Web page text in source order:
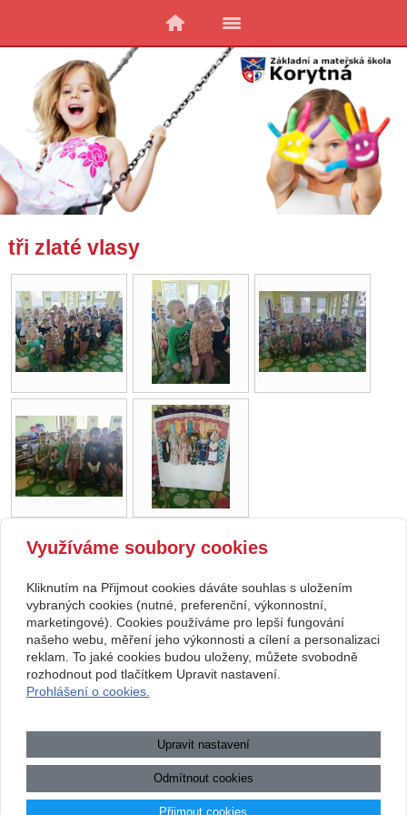
tři zlaté vlasy
zpět
Copyright © 2026 Základní škola, Korytná, okres Uherské Hradiště, příspěvková
a
Mapa webu|Zobrazit klasickou verzi
Přístupnost webových stránek|GDPR|
informace
.:.
Využíváme soubory cookies
Kliknutím na Přijmout cookies dáváte souhlas s uložením
vybraných cookies (nutné, preferenční, výkonnostní,
marketingové). Cookies používáme pro lepší fungování
našeho webu, měření jeho výkonnosti a cílení a personalizaci
reklam. To jaké cookies budou uloženy, můžete svobodně
rozhodnout pod tlačítkem Upravit nastavení.
Prohlášení o cookies.
Upravit nastavení
Odmítnout cookies
Přijmout cookies